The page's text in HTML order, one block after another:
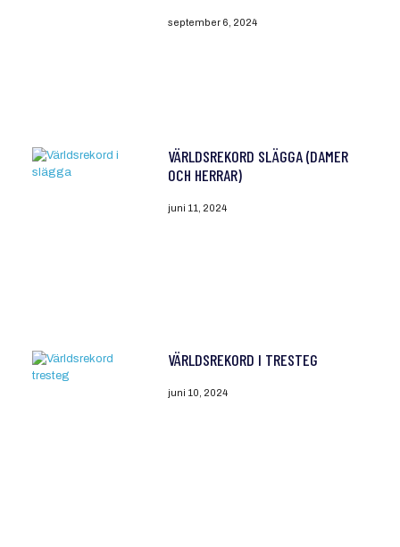
september 6, 2024
VÄRLDSREKORD SLÄGGA (DAMER
OCH HERRAR)
juni 11, 2024
VÄRLDSREKORD I TRESTEG
juni 10, 2024